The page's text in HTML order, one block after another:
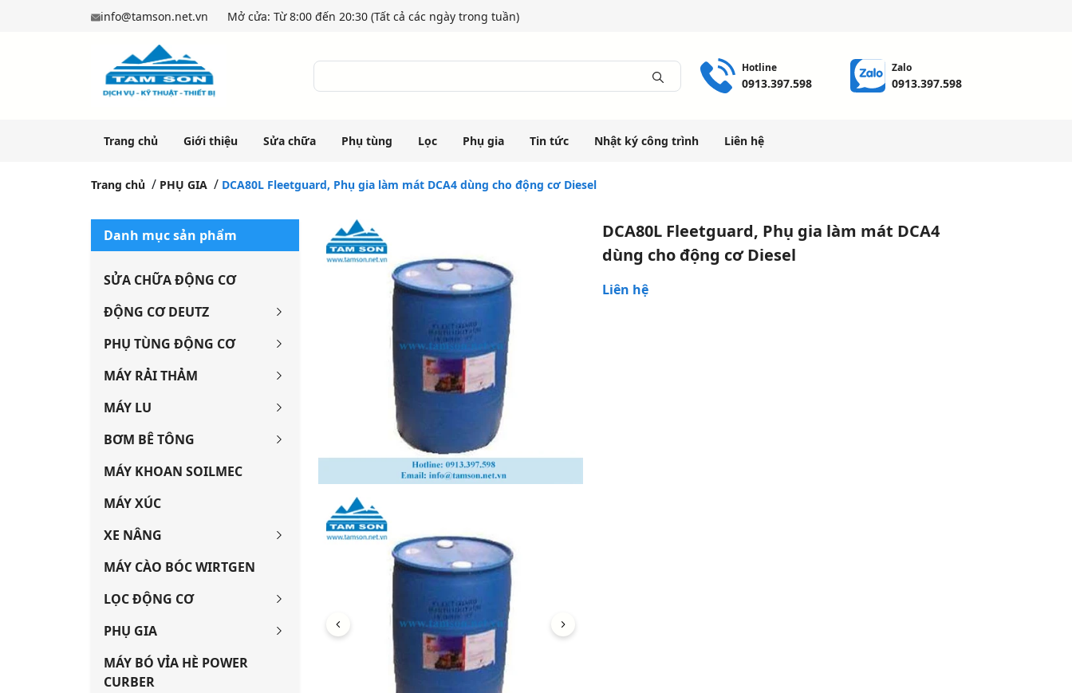
info@tamson.net.vn Mở cửa: Từ 8:00 đến 20:30 (Tất cả các ngày trong tuần)
Hotline
0913.397.598
Zalo
0913.397.598
Trang chủ Giới thiệu Sửa chữa Phụ tùng Lọc Phụ gia Tin tức Nhật ký công trình Liên hệ
Trang chủ PHỤ GIA DCA80L Fleetguard, Phụ gia làm mát DCA4 dùng cho động cơ Diesel
Danh mục sản phẩm
SỬA CHỮA ĐỘNG CƠ
ĐỘNG CƠ DEUTZ
PHỤ TÙNG ĐỘNG CƠ
MÁY RẢI THẢM
MÁY LU
BƠM BÊ TÔNG
MÁY KHOAN SOILMEC
MÁY XÚC
XE NÂNG
MÁY CÀO BÓC WIRTGEN
LỌC ĐỘNG CƠ
PHỤ GIA
MÁY BÓ VỈA HÈ POWER
CURBER
DCA80L Fleetguard, Phụ gia làm mát DCA4
dùng cho động cơ Diesel
Liên hệ